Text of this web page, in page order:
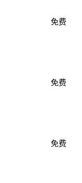
免费
免费
免费